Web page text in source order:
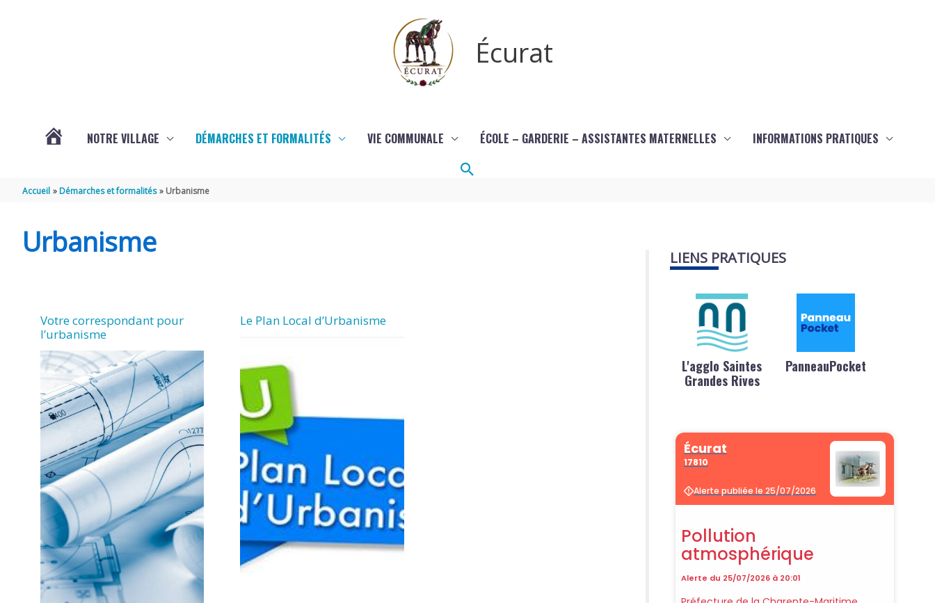
Écurat
NOTRE VILLAGE DÉMARCHES ET FORMALITÉS VIE COMMUNALE ÉCOLE – GARDERIE – ASSISTANTES MATERNELLES INFORMATIONS PRATIQUES
Rechercher
Accueil Démarches et formalités Urbanisme
Urbanisme
Votre correspondant pour
l’urbanisme
Le Plan Local d’Urbanisme
LIENS PRATIQUES
L'agglo Saintes
Grandes Rives
PanneauPocket